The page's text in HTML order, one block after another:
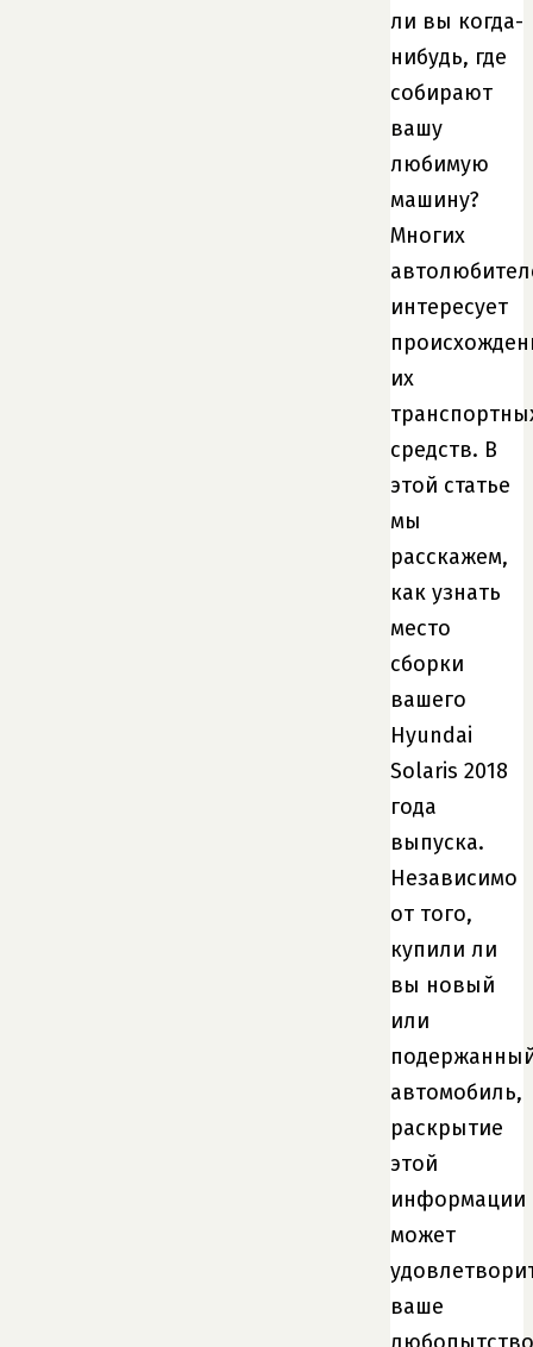
ли вы когда-
нибудь, где
собирают
вашу
любимую
машину?
Многих
интересует
их
средств. В
этой статье
мы
расскажем,
как узнать
место
сборки
вашего
Hyundai
Solaris 2018
года
выпуска.
Независимо
от того,
купили ли
вы новый
или
автомобиль,
раскрытие
этой
информации
может
ваше
любопытство